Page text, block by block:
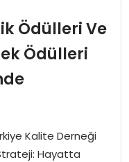
Ödülleri Ve
Ödülleri
Kalite Derneği
Hayatta